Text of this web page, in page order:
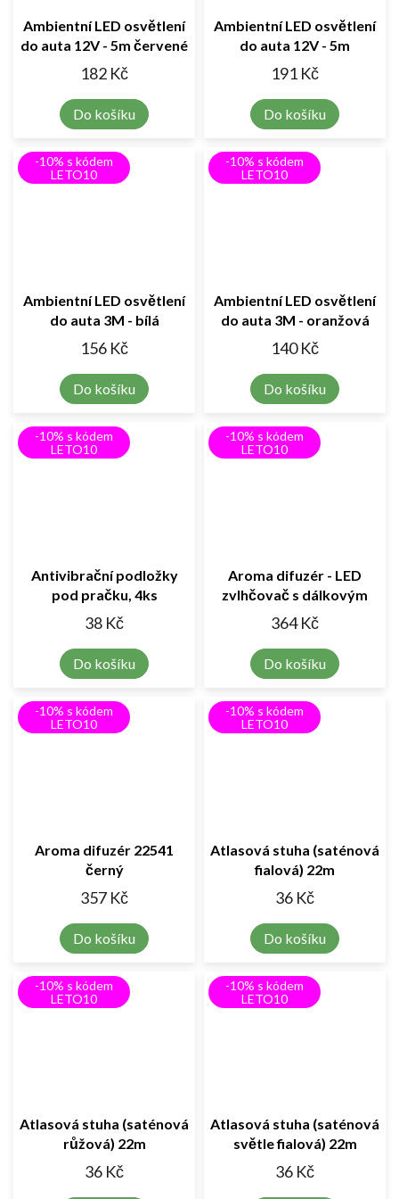
Ambientní LED osvětlení
do auta 12V - 5m červené
182 Kč
Do košíku
Ambientní LED osvětlení
do auta 12V - 5m
oranžová
191 Kč
Do košíku
-10% s kódem
LETO10
Ambientní LED osvětlení
do auta 3M - bílá
156 Kč
Do košíku
-10% s kódem
LETO10
Ambientní LED osvětlení
do auta 3M - oranžová
140 Kč
Do košíku
-10% s kódem
LETO10
Antivibrační podložky
pod pračku, 4ks
38 Kč
Do košíku
-10% s kódem
LETO10
Aroma difuzér - LED
zvlhčovač s dálkovým
ovládáním
364 Kč
Do košíku
-10% s kódem
LETO10
Aroma difuzér 22541
černý
357 Kč
Do košíku
-10% s kódem
LETO10
Atlasová stuha (saténová
fialová) 22m
36 Kč
Do košíku
-10% s kódem
LETO10
Atlasová stuha (saténová
růžová) 22m
36 Kč
-10% s kódem
LETO10
Atlasová stuha (saténová
světle fialová) 22m
36 Kč